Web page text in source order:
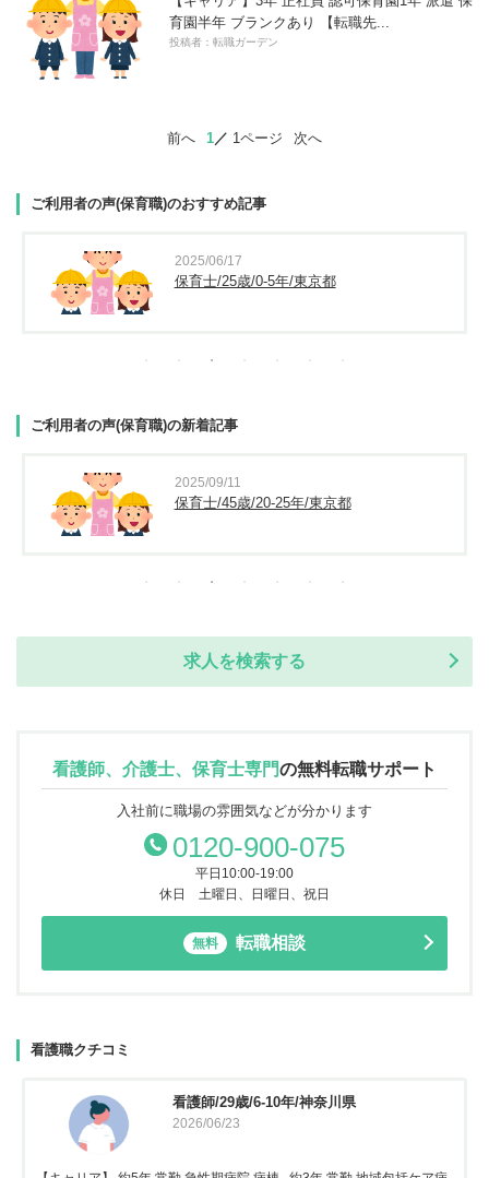
育園半年 ブランクあり 【転職先...
投稿者：転職ガーデン
前へ 1 1ページ 次へ
ご利用者の声(保育職)のおすすめ記事
2025/06/17
保育士/25歳/0-5年/東京都
ご利用者の声(保育職)の新着記事
2025/09/11
保育士/45歳/20-25年/東京都
求人を検索する
看護師、介護士、保育士専門の無料転職サポート
入社前に職場の雰囲気などが分かります
0120-900-075
平日10:00-19:00
休日 土曜日、日曜日、祝日
無料 転職相談
看護職クチコミ
看護師/29歳/6-10年/神奈川県
2026/06/23